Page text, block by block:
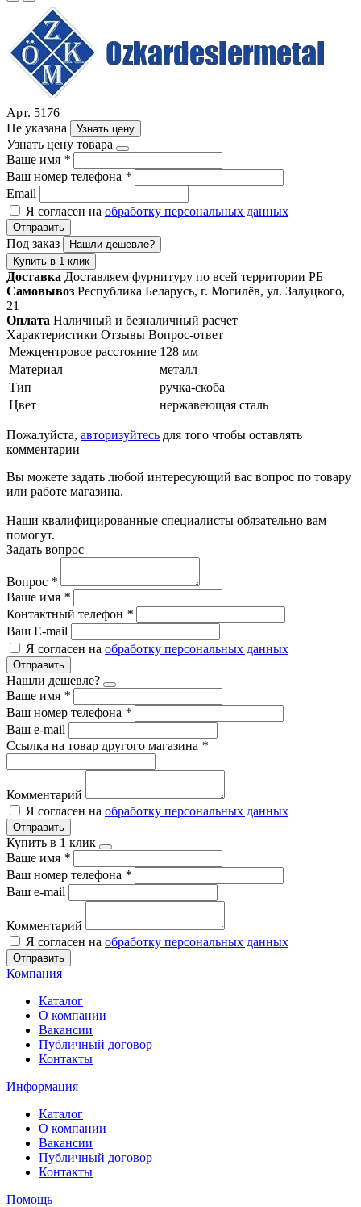
Арт. 5176
Не указана
Узнать цену
Узнать цену товара
Ваше имя *
Ваш номер телефона *
Email
Я согласен на обработку персональных данных
Отправить
Под заказ
Нашли дешевле?
Купить в 1 клик
Доставка Доставляем фурнитуру по всей территории РБ
Самовывоз Республика Беларусь, г. Могилёв, ул. Залуцкого,
21
Оплата Наличный и безналичный расчет
Характеристики Отзывы Вопрос-ответ
Межцентровое расстояние 128 мм
Материал
металл
Тип
ручка-скоба
Цвет
нержавеющая сталь
Пожалуйста, авторизуйтесь для того чтобы оставлять
комментарии
Вы можете задать любой интересующий вас вопрос по товару
или работе магазина.
Наши квалифицированные специалисты обязательно вам
помогут.
Задать вопрос
Вопрос *
Ваше имя *
Контактный телефон *
Ваш E-mail
Я согласен на обработку персональных данных
Отправить
Нашли дешевле?
Ваше имя *
Ваш номер телефона *
Ваш e-mail
Ссылка на товар другого магазина *
Комментарий
Я согласен на обработку персональных данных
Отправить
Купить в 1 клик
Ваше имя *
Ваш номер телефона *
Ваш e-mail
Комментарий
Я согласен на обработку персональных данных
Отправить
Компания
Каталог
О компании
Вакансии
Публичный договор
Контакты
Информация
Каталог
О компании
Вакансии
Публичный договор
Контакты
Помощь